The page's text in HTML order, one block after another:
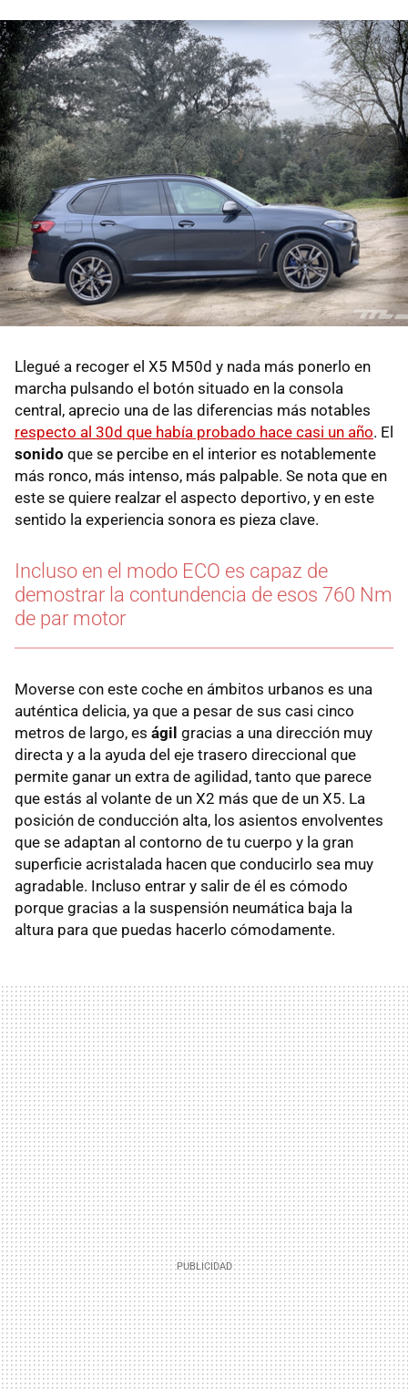
Llegué a recoger el X5 M50d y nada más ponerlo en
marcha pulsando el botón situado en la consola
central, aprecio una de las diferencias más notables
respecto al 30d que había probado hace casi un año. El
sonido que se percibe en el interior es notablemente
más ronco, más intenso, más palpable. Se nota que en
este se quiere realzar el aspecto deportivo, y en este
sentido la experiencia sonora es pieza clave.
Incluso en el modo ECO es capaz de
demostrar la contundencia de esos 760 Nm
de par motor
Moverse con este coche en ámbitos urbanos es una
auténtica delicia, ya que a pesar de sus casi cinco
metros de largo, es ágil gracias a una dirección muy
directa y a la ayuda del eje trasero direccional que
permite ganar un extra de agilidad, tanto que parece
que estás al volante de un X2 más que de un X5. La
posición de conducción alta, los asientos envolventes
que se adaptan al contorno de tu cuerpo y la gran
superficie acristalada hacen que conducirlo sea muy
agradable. Incluso entrar y salir de él es cómodo
porque gracias a la suspensión neumática baja la
altura para que puedas hacerlo cómodamente.